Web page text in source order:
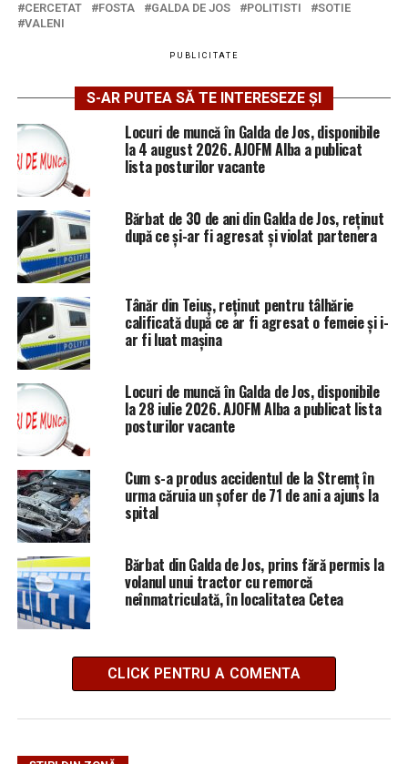
CERCETAT
FOSTA GALDA DE JOS POLITISTI
SOTIE
VALENI
PUBLICITATE
S-AR PUTEA SĂ TE INTERESEZE ȘI
Locuri de muncă în Galda de Jos, disponibile
la 4 august 2026. AJOFM Alba a publicat
lista posturilor vacante
Bărbat de 30 de ani din Galda de Jos, reținut
după ce și-ar fi agresat și violat partenera
Tânăr din Teiuș, reținut pentru tâlhărie
calificată după ce ar fi agresat o femeie și i-
ar fi luat mașina
Locuri de muncă în Galda de Jos, disponibile
la 28 iulie 2026. AJOFM Alba a publicat lista
posturilor vacante
Cum s-a produs accidentul de la Stremț în
urma căruia un șofer de 71 de ani a ajuns la
spital
Bărbat din Galda de Jos, prins fără permis la
volanul unui tractor cu remorcă
neînmatriculată, în localitatea Cetea
CLICK PENTRU A COMENTA